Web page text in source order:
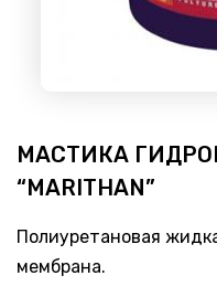
МАСТИКА
“MARITHAN”
Полиуретановая
мембрана.